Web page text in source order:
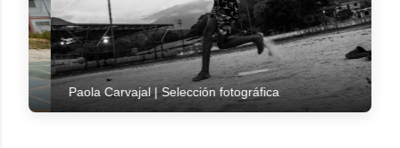
Paola Carvajal | Selección fotográfica